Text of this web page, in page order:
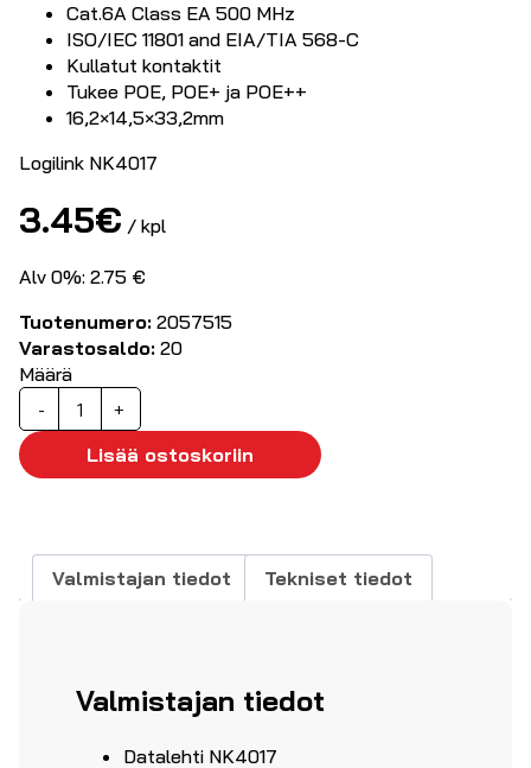
Cat.6A Class EA 500 MHz
ISO/IEC 11801 and EIA/TIA 568-C
Kullatut kontaktit
Tukee POE, POE+ ja POE++
16,2×14,5×33,2mm
Logilink NK4017
3.45€ / kpl
Alv 0%: 2.75 €
Tuotenumero: 2057515
Varastosaldo: 20
Määrä
-
Keystone
RJ45
naaras/naaras
CAT6A
+
Lisää ostoskoriin
Valmistajan tiedot Tekniset tiedot
Valmistajan tiedot
Datalehti NK4017